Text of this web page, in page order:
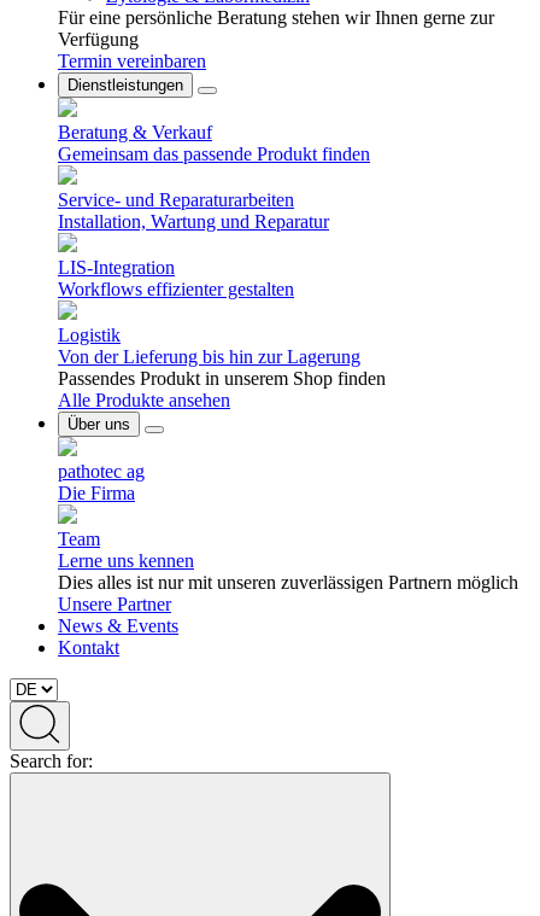
Für eine persönliche Beratung stehen wir Ihnen gerne zur
Verfügung
Termin vereinbaren
Dienstleistungen
Beratung & Verkauf
Gemeinsam das passende Produkt finden
Service- und Reparaturarbeiten
Installation, Wartung und Reparatur
LIS-Integration
Workflows effizienter gestalten
Logistik
Von der Lieferung bis hin zur Lagerung
Passendes Produkt in unserem Shop finden
Alle Produkte ansehen
Über uns
pathotec ag
Die Firma
Team
Lerne uns kennen
Dies alles ist nur mit unseren zuverlässigen Partnern möglich
Unsere Partner
News & Events
Kontakt
Search for: